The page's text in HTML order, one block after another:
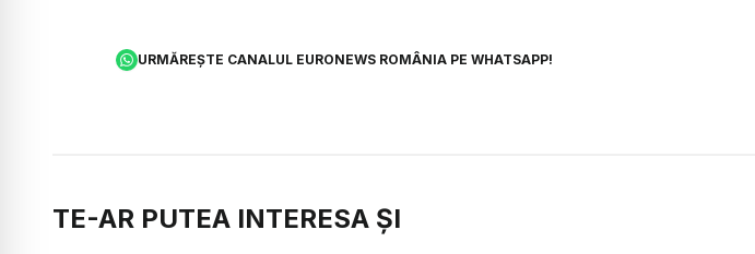
URMĂREȘTE CANALUL EURONEWS ROMÂNIA PE WHATSAPP!
TE-AR PUTEA INTERESA ȘI